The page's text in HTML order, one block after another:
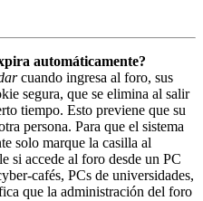
automáticamente?
cuando ingresa al foro, sus
segura, que se elimina al salir
tiempo. Esto previene que su
persona. Para que el sistema
solo marque la casilla al
si accede al foro desde un PC
cafés, PCs de universidades,
que la administración del foro